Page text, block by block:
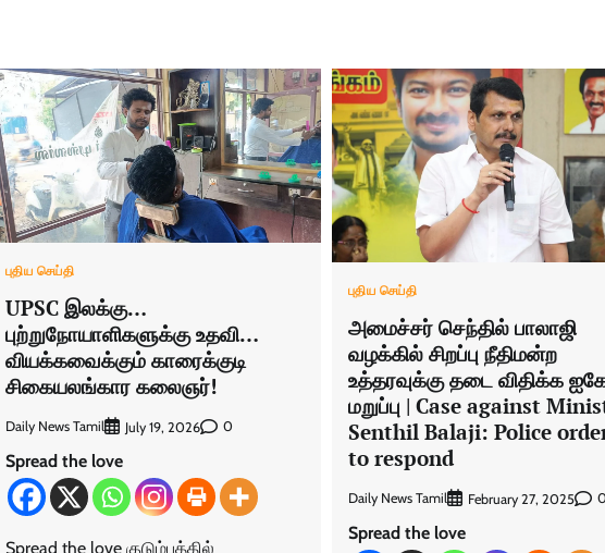
புதிய செய்தி
UPSC இலக்கு…
புற்றுநோயாளிகளுக்கு உதவி…
வியக்கவைக்கும் காரைக்குடி
சிகையலங்கார கலைஞர்!
Daily News Tamil July 19, 2026 0
Spread the love
Spread the love குடும்பத்தில்
புதிய செய்தி
அமைச்சர் செந்தில் பாலாஜி
வழக்கில் சிறப்பு நீதிமன்ற
உத்தரவுக்கு தடை விதிக்க
மறுப்பு | Case against
Senthil Balaji: Police
to respond
Daily News Tamil February 27, 2025
Spread the love